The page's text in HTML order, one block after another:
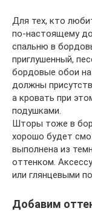
Для тех, кто
по-настоящему
спальню в
приглушенный,
бордовые обои на
должны
а кровать при
подушками.
Шторы тоже в
хорошо будет
выполнена из
оттенком.
или глянцевыми
Добавим